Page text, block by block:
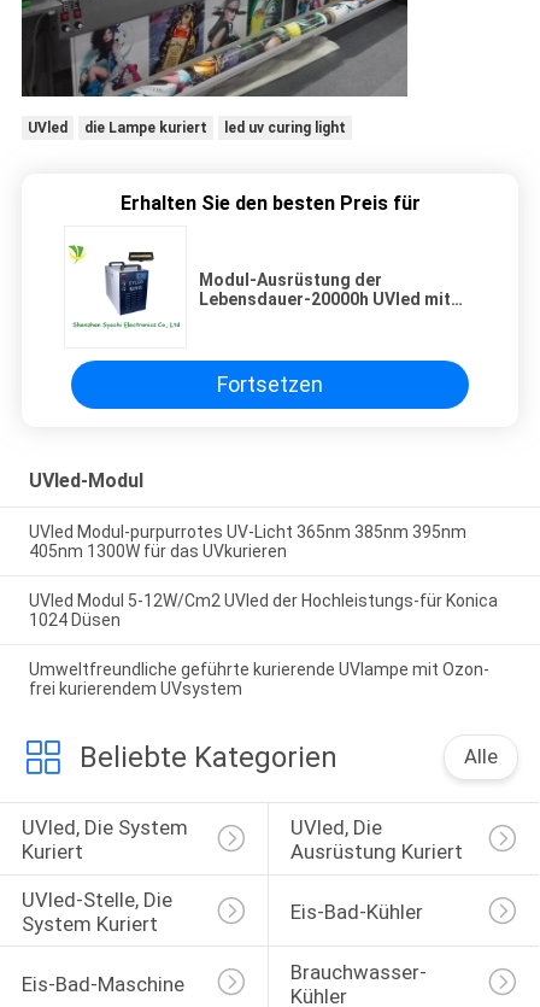
UVled die Lampe kuriert led uv curing light
Erhalten Sie den besten Preis für
Modul-Ausrüstung der
Lebensdauer-20000h UVled mit
Fortsetzen
UVled-Modul
UVled Modul-purpurrotes UV-Licht 365nm 385nm 395nm
405nm 1300W für das UVkurieren
UVled Modul 5-12W/Cm2 UVled der Hochleistungs-für Konica
1024 Düsen
Umweltfreundliche geführte kurierende UVlampe mit Ozon-
frei kurierendem UVsystem
Beliebte Kategorien Alle
UVled, Die System
Kuriert
UVled, Die
Ausrüstung Kuriert
UVled-Stelle, Die
System Kuriert
Eis-Bad-Kühler
Eis-Bad-Maschine
Brauchwasser-
Kühler